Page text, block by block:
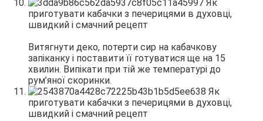
Витягнути деко, потерти сир на кабачкову
запіканку і поставити її готуватися ще на 15
хвилин. Випікати при тій же температурі до
рум’яної скоринки.